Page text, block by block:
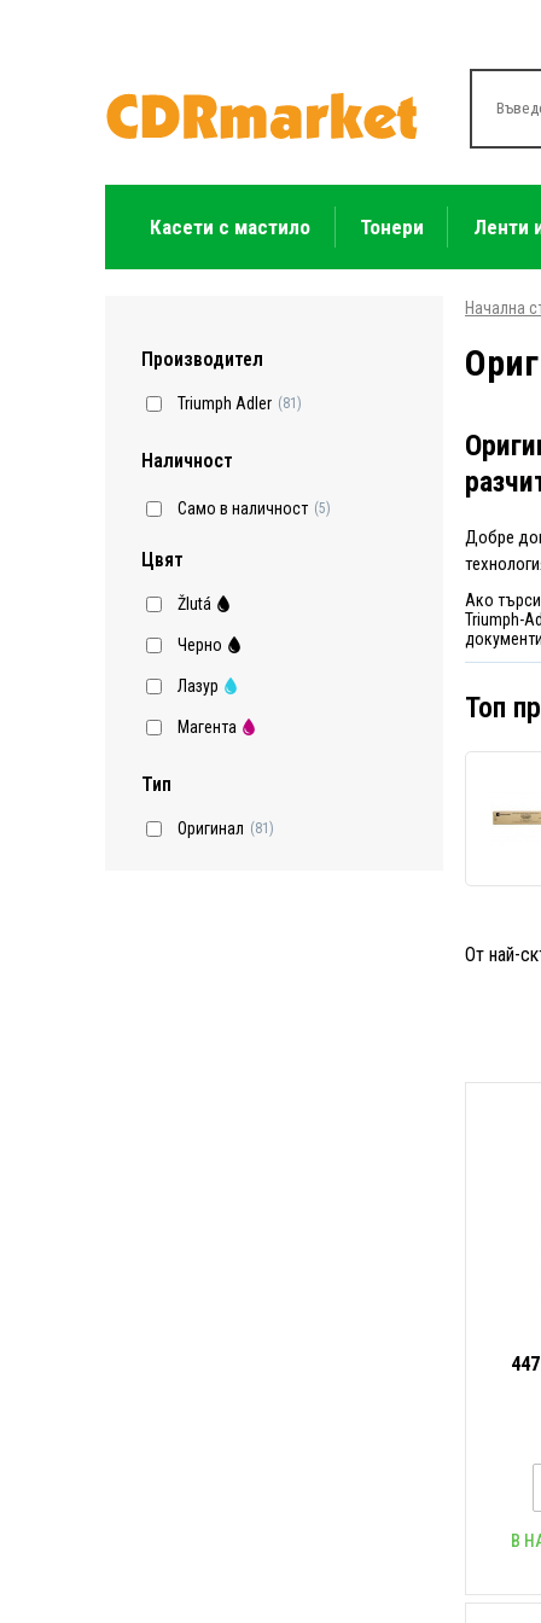
Касети с мастило Тонери Ленти
Производител
Triumph Adler (81)
Наличност
Само в наличност (5)
Цвят
Žlutá
Черно
Лазур
Магента
Тип
Оригинал (81)
Начална
Добре
Ако
Triumph-
Топ
От най-
В